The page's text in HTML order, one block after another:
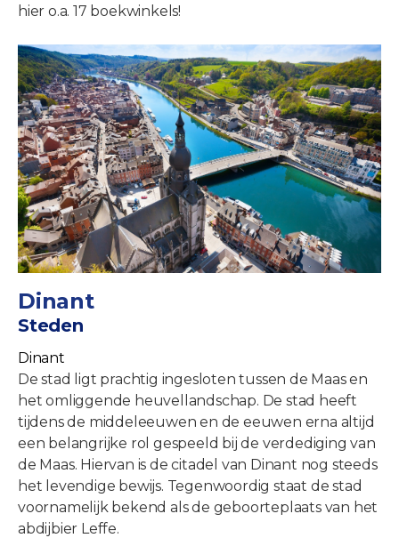
hier o.a. 17 boekwinkels!
Dinant
Steden
Dinant
De stad ligt prachtig ingesloten tussen de Maas en
het omliggende heuvellandschap. De stad heeft
tijdens de middeleeuwen en de eeuwen erna altijd
een belangrijke rol gespeeld bij de verdediging van
de Maas. Hiervan is de citadel van Dinant nog steeds
het levendige bewijs. Tegenwoordig staat de stad
voornamelijk bekend als de geboorteplaats van het
abdijbier Leffe.